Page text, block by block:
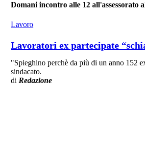
Domani incontro alle 12 all'assessorato
Lavoro
Lavoratori ex partecipate
"Spieghino perchè da più di un anno 152
sindacato.
di Redazione